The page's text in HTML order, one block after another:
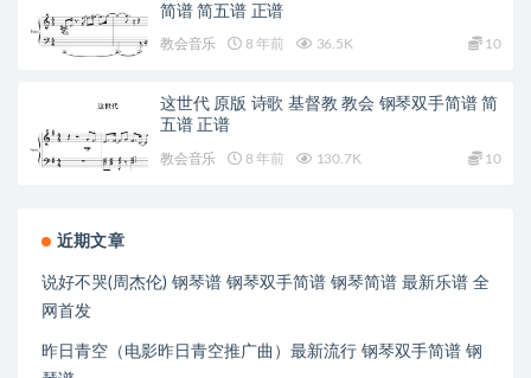
简谱 简五谱 正谱
教会音乐 8 年前 36.5K 10
这世代 原版 诗歌 基督教 教会 钢琴双手简谱 简
五谱 正谱
教会音乐 8 年前 130.7K 10
近期文章
说好不哭(周杰伦) 钢琴谱 钢琴双手简谱 钢琴简谱 最新乐谱 全
网首发
昨日青空（电影昨日青空推广曲）最新流行 钢琴双手简谱 钢